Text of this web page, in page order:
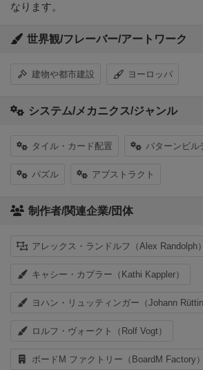
なります。
世界観/フレーバー/アートワーク
建物や都市建設 ヨーロッパ
システム/メカニクス/ジャンル
タイル・カード配置 パターンビル
パズル アブストラクト
制作者/関連企業/団体
アレックス・ランドルフ（Alex Randolph）
キャシー・カプラー（Kathi Kappler）
ヨハン・リュッティンガー（Johann
ロルフ・ヴォークト（Rolf Vogt）
ボードM ファクトリー（BoardM Factory）